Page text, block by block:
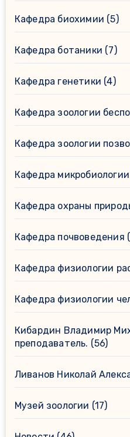
Кафедра биохимии (5)
Кафедра ботаники (7)
Кафедра генетики (4)
Кафедра зоологии
Кафедра зоологии
Кафедра микробиологии
Кафедра охраны
Кафедра почвоведения
Кафедра физиологии
Кафедра физиологии
Кибардин Владимир
преподаватель. (56)
Ливанов Николай
Музей зоологии (17)